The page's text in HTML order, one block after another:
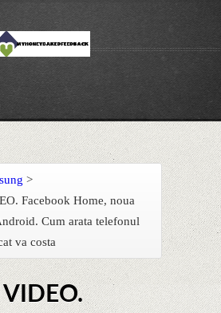
>
Facebook Home, noua
Cum arata telefonul
va costa